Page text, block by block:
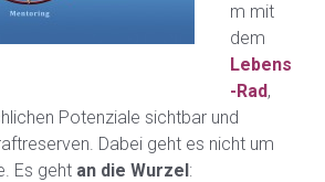
m mit
dem
Lebens
-Rad,
Potenziale sichtbar und
Dabei geht es nicht um
Es geht an die Wurzel: